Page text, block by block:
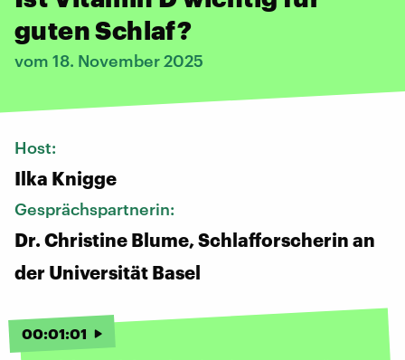
guten Schlaf?
vom 18. November 2025
Host:
Ilka Knigge
Gesprächspartnerin:
Dr. Christine Blume, Schlafforscherin an
der Universität Basel
00:01:01